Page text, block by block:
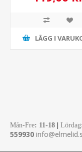
LÄGG I
Mån-Fre: 11-18 Lördag
559930